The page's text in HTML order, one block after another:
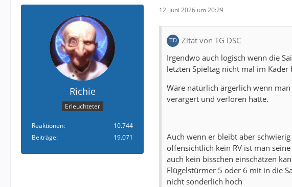
Richie
Erleuchteter
Reaktionen
10.744
Beiträge
19.071
12. Juni 2026 um 20:29
Zitat von TG DSC
Irgendwo auch logisch wenn die
letzten Spieltag nicht mal im Kader
Wäre natürlich ärgerlich wenn
verärgert und verloren hätte.
Auch wenn er bleibt aber
offensichtlich kein RV ist man
auch kein bisschen einschätzen
Flügelstürmer 5 oder 6 mit in die
nicht sonderlich hoch